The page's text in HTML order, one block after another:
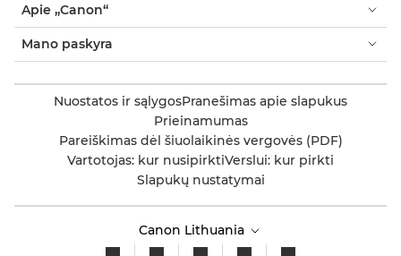
Apie „Canon“
Mano paskyra
Nuostatos ir sąlygosPranešimas apie slapukus
Prieinamumas
Pareiškimas dėl šiuolaikinės vergovės (PDF)
Vartotojas: kur nusipirktiVerslui: kur pirkti
Slapukų nustatymai
Canon Lithuania